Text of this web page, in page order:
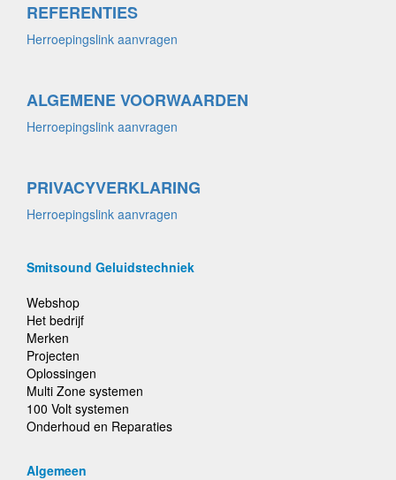
REFERENTIES
Herroepingslink aanvragen
ALGEMENE VOORWAARDEN
Herroepingslink aanvragen
PRIVACYVERKLARING
Herroepingslink aanvragen
Smitsound Geluidstechniek
Webshop
Het bedrijf
Merken
Projecten
Oplossingen
Multi Zone systemen
100 Volt systemen
Onderhoud en Reparaties
Algemeen